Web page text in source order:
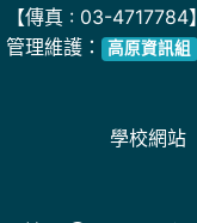
【傳真 : 03-4717784】
管理維護：
高原資訊組
學校網站